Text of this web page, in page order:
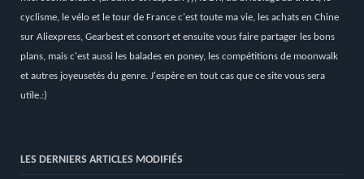
cyclisme, le vélo et le tour de France c'est toute ma vie, les achats en Chine
sur Aliexpress, Gearbest et consort et ensuite vous faire partager les bons
plans, mais c'est aussi les balades en poney, les compétitions de moonwalk
et autres joyeusetés du genre. J'espère en tout cas que ce site vous sera
utile.:)
LES DERNIERS ARTICLES MODIFIÉS